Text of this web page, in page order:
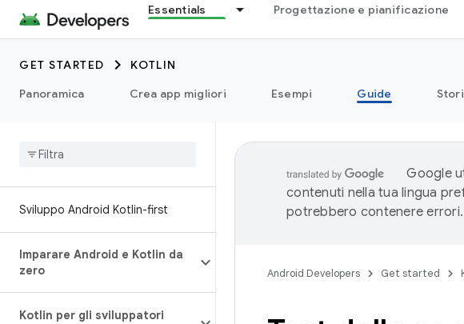
Essentials Progettazione e pianificazione
GET STARTED
KOTLIN
Panoramica
Crea app migliori Esempi Guide
Sviluppo Android Kotlin-first
Imparare Android e Kotlin da
zero
Kotlin per gli sviluppatori
Google
contenuti nella tua lingua
potrebbero contenere errori.
Android Developers Get started